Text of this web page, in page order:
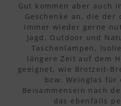
Gut kommen aber auch
Geschenke an, die der
immer wieder gerne
Jagd, Outdoor und
Taschenlampen,
längere Zeit auf dem
geeignet, wie Brotzeit-
bzw. Weinglas für
Beisammensein nach
das ebenfalls